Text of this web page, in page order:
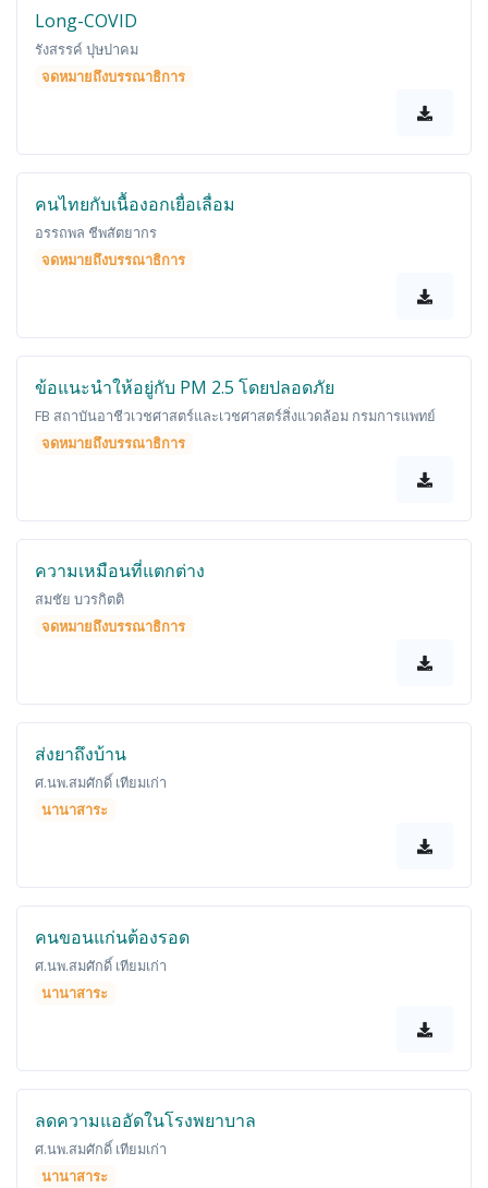
Long-COVID
รังสรรค์ ปุษปาคม
จดหมายถึงบรรณาธิการ
คนไทยกับเนื้องอกเยื่อเลื่อม
อรรถพล ชีพสัตยากร
จดหมายถึงบรรณาธิการ
ข้อแนะนำให้อยู่กับ PM 2.5 โดยปลอดภัย
FB สถาบันอาชีวเวชศาสตร์และเวชศาสตร์สิ่งแวดล้อม กรมการแพทย์
จดหมายถึงบรรณาธิการ
ความเหมือนที่แตกต่าง
สมชัย บวรกิตติ
จดหมายถึงบรรณาธิการ
ส่งยาถึงบ้าน
ศ.นพ.สมศักดิ์ เทียมเก่า
นานาสาระ
คนขอนแก่นต้องรอด
ศ.นพ.สมศักดิ์ เทียมเก่า
นานาสาระ
ลดความแออัดในโรงพยาบาล
ศ.นพ.สมศักดิ์ เทียมเก่า
นานาสาระ